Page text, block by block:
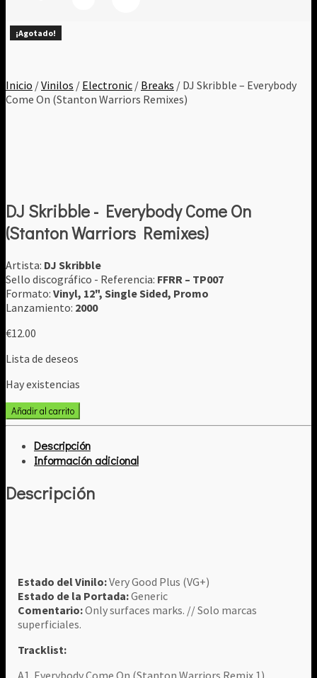
Inicio /Vinilos / Electronic / Breaks / DJ Skribble – Everybody
Come On (Stanton Warriors Remixes)
DJ Skribble - Everybody Come On
(Stanton Warriors Remixes)
Artista: DJ Skribble
Sello discográfico - Referencia: FFRR ‎– TP007
Formato: Vinyl, 12", Single Sided, Promo
Lanzamiento: 2000
€12.00
Lista de deseos
Hay existencias
DJ
Skribble
Everybody
Come
(Stanton
Añadir al carrito
Descripción
Información adicional
Descripción
Estado del Vinilo:Very Good Plus (VG+)
Estado de la Portada:Generic
Comentario:Only surfaces marks. // Solo marcas
superficiales.
Tracklist:
¡Agotado!
¡Agotado!
¡Agotado!
¡Agotado!
¡Agotado!
¡Agotado!
¡Agotado!